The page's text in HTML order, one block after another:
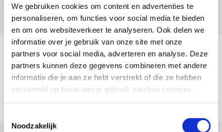
We gebruiken cookies om content en advertenties te
personaliseren, om functies voor social media te bieden
en om ons websiteverkeer te analyseren. Ook delen we
informatie over je gebruik van onze site met onze
partners voor social media, adverteren en analyse. Deze
partners kunnen deze gegevens combineren met andere
informatie die je aan ze hebt verstrekt of die ze hebben
verzameld op basis van je gebruik van hun services.
Noodzakelijk
05 AUGUSTUS 2026 - 20:00
NIEUWS
Míchels elf: zie jij al rol voor
aanwinsten in thuisduel met
Shelbourne?
05 AUGUSTUS 2026 - 15:35